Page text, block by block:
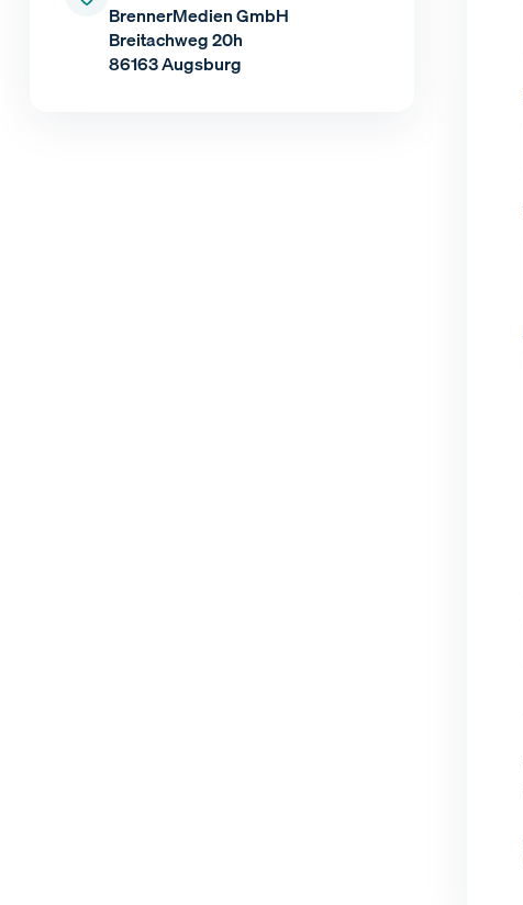
BrennerMedien GmbH
Breitachweg 20h
86163 Augsburg